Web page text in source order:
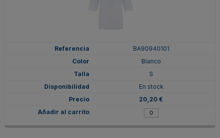
BA90940101
Blanco
S
En stock
20,20 €